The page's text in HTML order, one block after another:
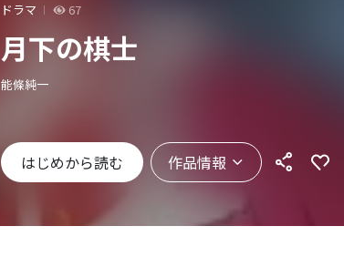
ドラマ 67
月下の棋士
能條純一
はじめから読む 作品情報